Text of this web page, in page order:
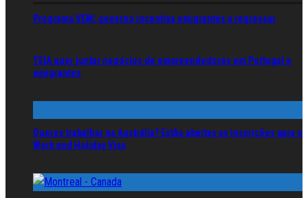
Programa VEM: governo incentiva emigrantes a regressar
TEIA quer juntar negócios de empreendedores em Portugal e
emigrantes
Queres trabalhar na Austrália? Estão abertas as inscrições para o
Work and Holiday Visa